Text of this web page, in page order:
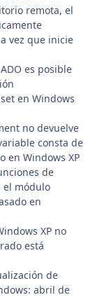
remota, el
vez que inicie
es posible
en Windows
no devuelve
consta de
en Windows XP
de
el módulo
en
XP no
está
de
abril de